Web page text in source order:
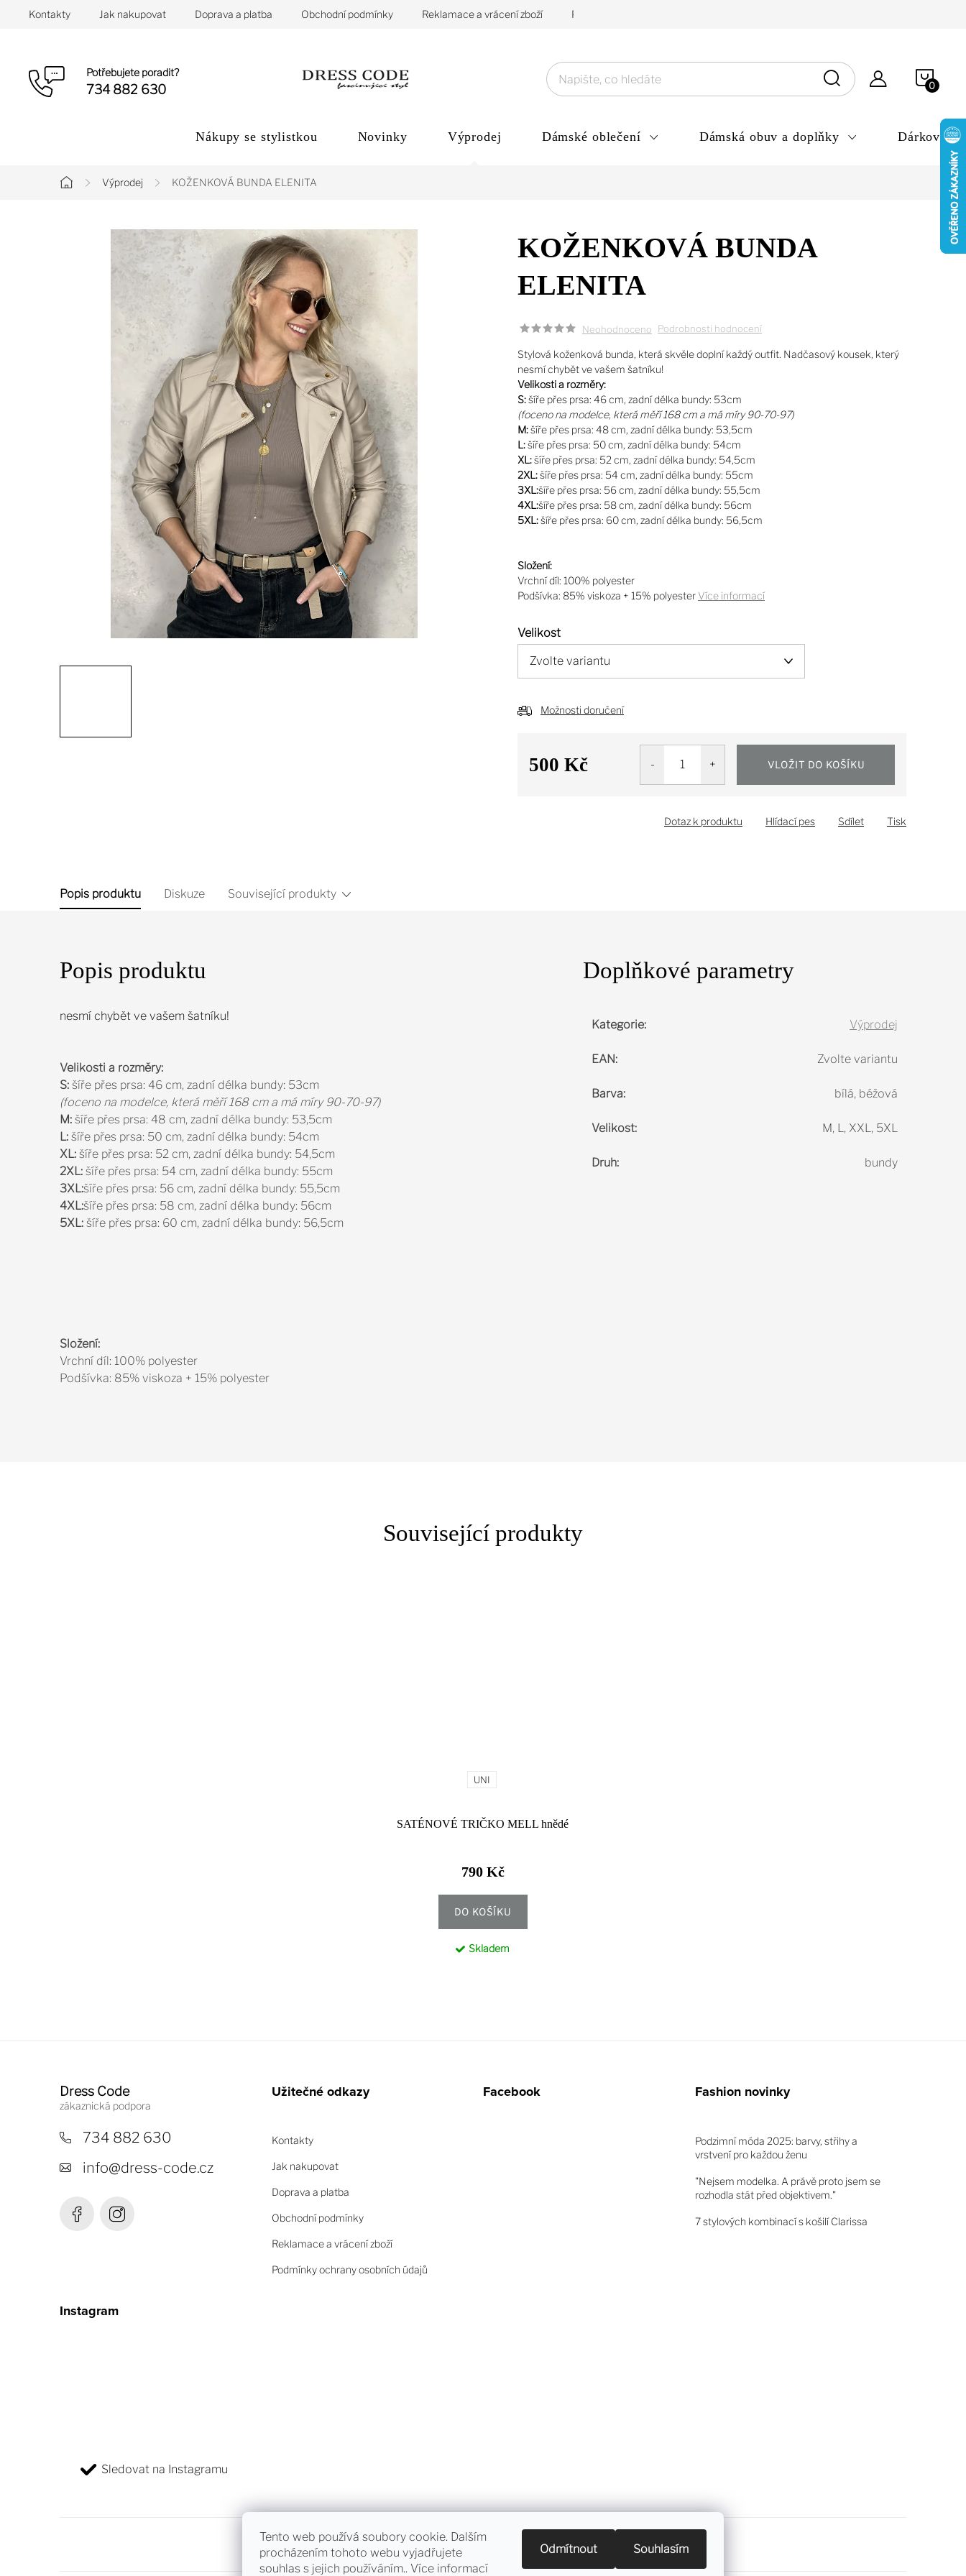
Tento web používá soubory cookie. Dalším
procházením tohoto webu vyjadřujete
souhlas s jejich používáním.. Více informací
Odmítnout Souhlasím
Potřebujete poradit?
734 882 630
Kontakty Jak nakupovat Doprava a platba Obchodní podmínky Reklamace a vrácení zboží Podmínky ochrany osobních údajů
Nákupy se stylistkou Novinky Výprodej Dámské oblečení Dámská obuv a doplňky Dárkové
Domů
Výprodej KOŽENKOVÁ BUNDA ELENITA
KOŽENKOVÁ BUNDA
ELENITA
Neohodnoceno Podrobnosti hodnocení
Stylová koženková bunda, která skvěle doplní každý outfit. Nadčasový kousek, který
nesmí chybět ve vašem šatníku!
Velikosti a rozměry:
S:šíře přes prsa: 46 cm, zadní délka bundy: 53cm
(foceno na modelce, která měří 168 cm a má míry 90-70-97)
M:šíře přes prsa: 48 cm, zadní délka bundy: 53,5cm
L:šíře přes prsa: 50 cm, zadní délka bundy: 54cm
XL:šíře přes prsa: 52 cm, zadní délka bundy: 54,5cm
2XL:šíře přes prsa: 54 cm, zadní délka bundy: 55cm
3XL:šíře přes prsa: 56 cm, zadní délka bundy: 55,5cm
4XL:šíře přes prsa: 58 cm, zadní délka bundy: 56cm
5XL:šíře přes prsa: 60 cm, zadní délka bundy: 56,5cm
Složení:
Vrchní díl: 100% polyester
Podšívka: 85% viskoza + 15% polyester Více informací
Velikost
Možnosti doručení
500 Kč VLOŽIT DO KOŠÍKU
Tisk
Dotaz k produktu Hlídací pes Sdílet
Popis produktu Diskuze Související produkty
Popis produktu
nesmí chybět ve vašem šatníku!
Velikosti a rozměry:
S: šíře přes prsa: 46 cm, zadní délka bundy: 53cm
(foceno na modelce, která měří 168 cm a má míry 90-70-97)
M: šíře přes prsa: 48 cm, zadní délka bundy: 53,5cm
L: šíře přes prsa: 50 cm, zadní délka bundy: 54cm
XL: šíře přes prsa: 52 cm, zadní délka bundy: 54,5cm
2XL: šíře přes prsa: 54 cm, zadní délka bundy: 55cm
3XL:šíře přes prsa: 56 cm, zadní délka bundy: 55,5cm
4XL:šíře přes prsa: 58 cm, zadní délka bundy: 56cm
5XL: šíře přes prsa: 60 cm, zadní délka bundy: 56,5cm
Složení:
Vrchní díl: 100% polyester
Podšívka: 85% viskoza + 15% polyester
Doplňkové parametry
Kategorie: Výprodej
EAN: Zvolte variantu
Barva: bílá, béžová
Velikost: M, L, XXL, 5XL
Druh: bundy
Související produkty
SATÉNOVÉ TRIČKO MELL hnědé
790 Kč
DO KOŠÍKU
UNI
Skladem
Dress Code
734 882 630
info@dress-code.cz
Užitečné odkazy
Kontakty
Jak nakupovat
Doprava a platba
Obchodní podmínky
Reklamace a vrácení zboží
Podmínky ochrany osobních údajů
Facebook Fashion novinky
Podzimní móda 2025: barvy, střihy a
vrstvení pro každou ženu
"Nejsem modelka. A právě proto jsem se
rozhodla stát před objektivem."
7 stylových kombinací s košilí Clarissa
Instagram
Sledovat na Instagramu
Sledování objednávky a vrácení zboží